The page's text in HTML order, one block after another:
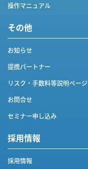
操作マニュアル
その他
お知らせ
提携パートナー
リスク・手数料等説明ページ
お問合せ
セミナー申し込み
採用情報
採用情報